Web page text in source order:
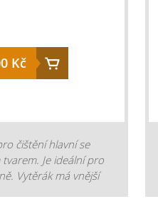
Kč
čištění hlavní se
Je ideální pro
Vytěrák má vnější